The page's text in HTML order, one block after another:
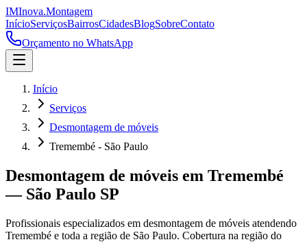
IMInova.Montagem
InícioServiçosBairrosCidadesBlogSobreContato
Orçamento no WhatsApp
Início
Serviços
Desmontagem de móveis
Tremembé - São Paulo
Desmontagem de móveis em Tremembé
— São Paulo SP
Profissionais especializados em desmontagem de móveis atendendo
Tremembé e toda a região de São Paulo. Cobertura na região do